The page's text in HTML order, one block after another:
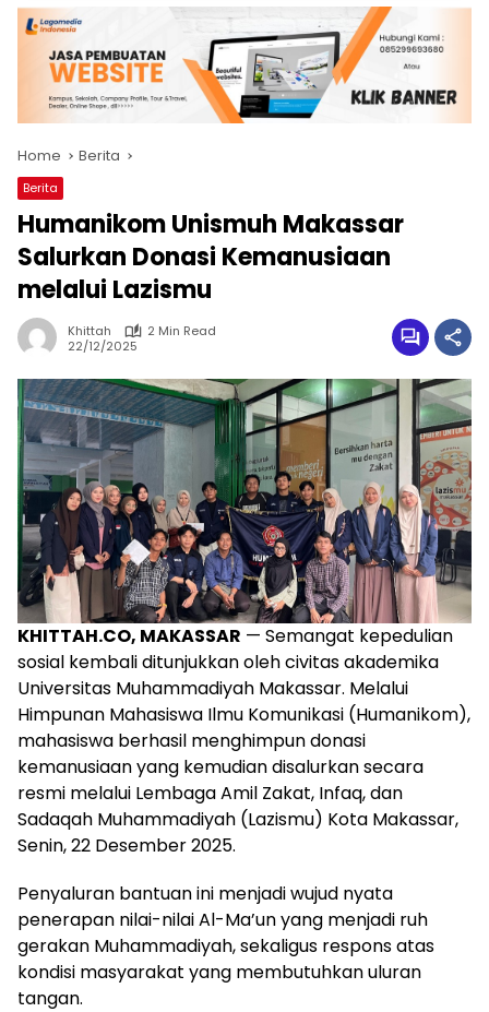
Home Berita
Berita
Humanikom Unismuh Makassar
Salurkan Donasi Kemanusiaan
melalui Lazismu
Khittah
2 Min Read
22/12/2025
KHITTAH.CO, MAKASSAR — Semangat kepedulian
sosial kembali ditunjukkan oleh civitas akademika
Universitas Muhammadiyah Makassar. Melalui
Himpunan Mahasiswa Ilmu Komunikasi (Humanikom),
mahasiswa berhasil menghimpun donasi
kemanusiaan yang kemudian disalurkan secara
resmi melalui Lembaga Amil Zakat, Infaq, dan
Sadaqah Muhammadiyah (Lazismu) Kota Makassar,
Senin, 22 Desember 2025.
Penyaluran bantuan ini menjadi wujud nyata
penerapan nilai-nilai Al-Ma’un yang menjadi ruh
gerakan Muhammadiyah, sekaligus respons atas
kondisi masyarakat yang membutuhkan uluran
tangan.